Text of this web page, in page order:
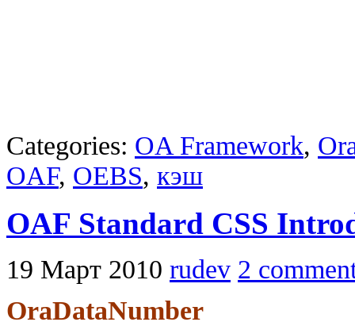
Categories: OA Framework,
OAF, OEBS, кэш
OAF Standard CSS
19 Март 2010 rudev 2
OraDataNumber